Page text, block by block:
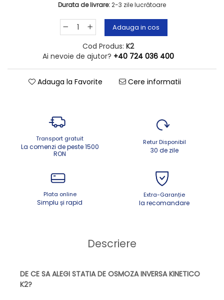
Durata de livrare:2-3 zile lucrătoare
Adauga in cos
Cod Produs: K2
Ai nevoie de ajutor? +40 724 036 400
Adauga la Favorite Cere informatii
Transport gratuit
La comenzi de peste 1500
RON
Retur Disponibil
30 de zile
Plata online
Simplu și rapid
Extra-Garanție
la recomandare
Descriere
DE CE SA ALEGI STATIA DE OSMOZA INVERSA KINETICO
K2?